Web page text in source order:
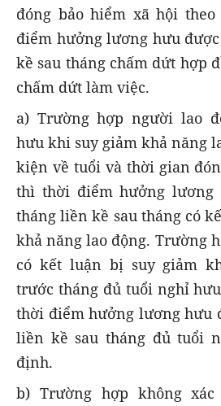
đóng bảo hiểm xã hội
điểm hưởng lương hưu
kề sau tháng chấm dứt hợp
chấm dứt làm việc.
a) Trường hợp người lao
hưu khi suy giảm khả năng
kiện về tuổi và thời gian
thì thời điểm hưởng
tháng liền kề sau tháng có
khả năng lao động. Trường
có kết luận bị suy giảm
trước tháng đủ tuổi nghỉ
thời điểm hưởng lương hưu
liền kề sau tháng đủ tuổi
định.
b) Trường hợp không